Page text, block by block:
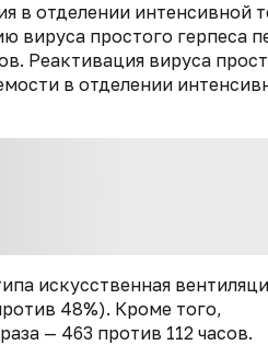
в отделении интенсивной
вируса простого герпеса
Реактивация вируса
в отделении
искусственная
48%). Кроме того,
— 463 против 112 часов.